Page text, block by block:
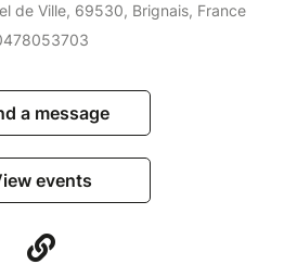
de Ville, 69530, Brignais, France
a message
events